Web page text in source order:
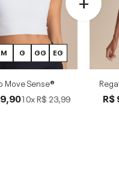
M G GG EG
Move Sense®
10xR$ 23,99 R$